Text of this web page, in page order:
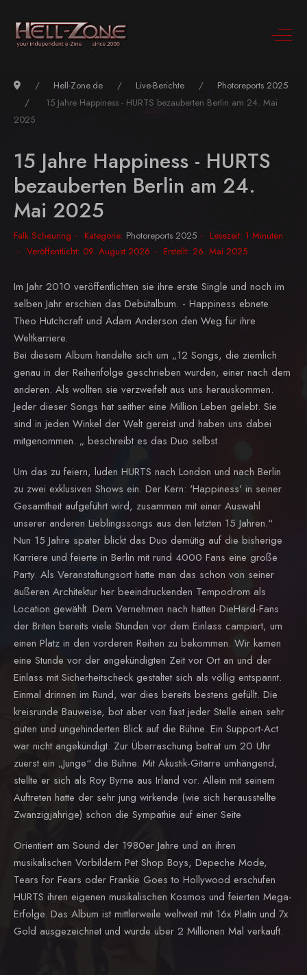
Hell-Zone.de Live-Berichte
Photoreports 2025
15 Jahre Happiness - HURTS bezauberten Berlin am 24. Mai
2025
15 Jahre Happiness - HURTS
bezauberten Berlin am 24.
Mai 2025
Falk Scheuring Kategorie: Photoreports 2025
Lesezeit: 1 Minuten
Veröffentlicht: 09. August 2026
Erstellt: 26. Mai 2025
Im Jahr 2010 veröffentlichten sie ihre erste Single und noch im
selben Jahr erschien das Debütalbum. - Happiness ebnete
Theo Hutchcraft und Adam Anderson den Weg für ihre
Weltkarriere.
Bei diesem Album handelte sich um „12 Songs, die ziemlich
genau in der Reihenfolge geschrieben wurden, einer nach dem
anderen. Als wollten sie verzweifelt aus uns herauskommen.
Jeder dieser Songs hat seither eine Million Leben gelebt. Sie
sind in jeden Winkel der Welt gereist und haben uns dabei
mitgenommen. „ beschreibt es das Duo selbst.
Um das zu feiern, luden HURTS nach London und nach Berlin
zu zwei exklusiven Shows ein. Der Kern: 'Happiness' in seiner
Gesamtheit aufgeführt wird, zusammen mit einer Auswahl
unserer anderen Lieblingssongs aus den letzten 15 Jahren.“
Nun 15 Jahre später blickt das Duo demütig auf die bisherige
Karriere und feierte in Berlin mit rund 4000 Fans eine große
Party. Als Veranstaltungsort hatte man das schon von seiner
äußeren Architektur her beeindruckenden Tempodrom als
Location gewählt. Dem Vernehmen nach hatten DieHard-Fans
der Briten bereits viele Stunden vor dem Einlass campiert, um
einen Platz in den vorderen Reihen zu bekommen. Wir kamen
eine Stunde vor der angekündigten Zeit vor Ort an und der
Einlass mit Sicherheitscheck gestaltet sich als völlig entspannt.
Einmal drinnen im Rund, war dies bereits bestens gefüllt. Die
kreisrunde Bauweise, bot aber von fast jeder Stelle einen sehr
guten und ungehinderten Blick auf die Bühne. Ein Support-Act
war nicht angekündigt. Zur Überraschung betrat um 20 Uhr
zuerst ein „Junge“ die Bühne. Mit Akustik-Gitarre umhängend,
stellte er sich als Roy Byrne aus Irland vor. Allein mit seinem
Auftreten hatte der sehr jung wirkende (wie sich herausstellte
Zwanzigjährige) schon die Sympathie auf einer Seite
Orientiert am Sound der 1980er Jahre und an ihren
musikalischen Vorbildern Pet Shop Boys, Depeche Mode,
Tears for Fears oder Frankie Goes to Hollywood erschufen
HURTS ihren eigenen musikalischen Kosmos und feierten Mega-
Erfolge. Das Album ist mittlerweile weltweit mit 16x Platin und 7x
Gold ausgezeichnet und wurde über 2 Millionen Mal verkauft.